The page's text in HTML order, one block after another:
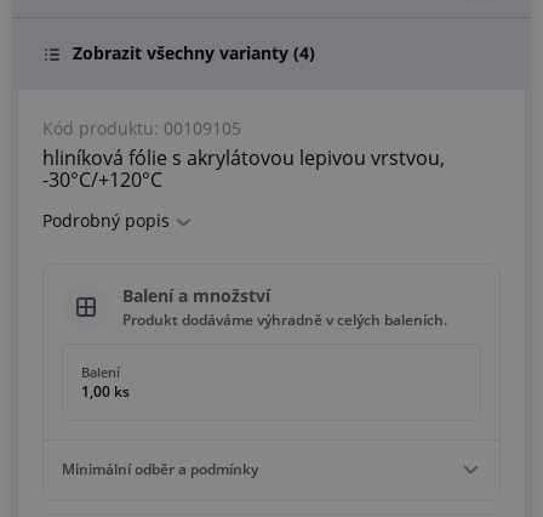
Zobrazit všechny varianty (4)
Kód produktu: 00109105
hliníková fólie s akrylátovou lepivou vrstvou,
-30°C/+120°C
Podrobný popis
Balení a množství
Produkt dodáváme výhradně v celých baleních.
Balení
1,00 ks
Minimální odběr a podmínky